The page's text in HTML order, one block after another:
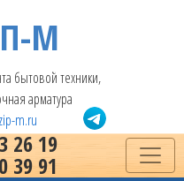
М
бытовой техники,
арматура
m.ru
26 19
39 91